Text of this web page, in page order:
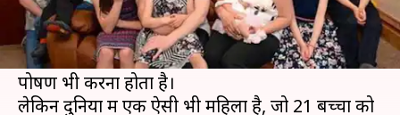
आज के समय में दुनिया के ज़्यादातर देशों के लिए
जनसंख्या वृद्धि एक बड़ी समस्या है। इस वजह से लोग दो
से ज़्यादा बच्चे पैदा करने से डरते हैं, क्योंकि उनका पालन-
पोषण भी करना होता है।
लेकिन दुनिया में एक ऐसी भी महिला है, जो 21 बच्चों को